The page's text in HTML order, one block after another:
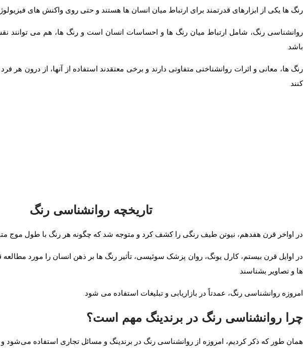
رنگ ها یکی از ابزارهای قدرتمند برای ارتباط میان انسان ها هستند و حتی روی واکنش های
روانشناسی رنگ، شامل ارتباط میان رنگ ها و احساسات انسان است و رنگ ها، هم می توانند
باشد.
رنگ ها، معانی و اثرات روانشناختی متفاوتی دارند و برخی معتقدند استفاده از آنها، از
کنند.
تاریخچه روانشناسی رنگ
در اواخر قرن هفدهم، نیوتن طیف رنگی را کشف کرد و متوجه شد که چگونه هر رنگ با طول موج
در اوایل قرن بیستم، کارل یونگ، روان‌ پزشک سوئیسی، تأثیر رنگ ها بر ذهن انسان را مورد مطالعه
ها و تصاویر بشناسند.
امروزه روانشناسی رنگ، عمدتاً در بازاریابی و تبلیغات استفاده می شود.
چرا روانشناسی رنگ در برندینگ مهم است؟
همان طور که ذکر کردیم، امروزه از روانشناسی رنگ در برندینگ و مسائل تجاری استفاده می‌شود و